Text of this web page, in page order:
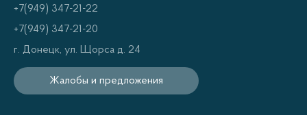
Основными элементами в составе масел являются
минеральные или синтетические масла.
Синтетические масла обладают лучшими
характеристиками, но их стоимость выше. Выбор
между минеральным и синтетическим маслом
+7(949) 347-21-22
+7(949) 347-21-20
г. Донецк, ул. Щорса д. 24
Жалобы и предложения